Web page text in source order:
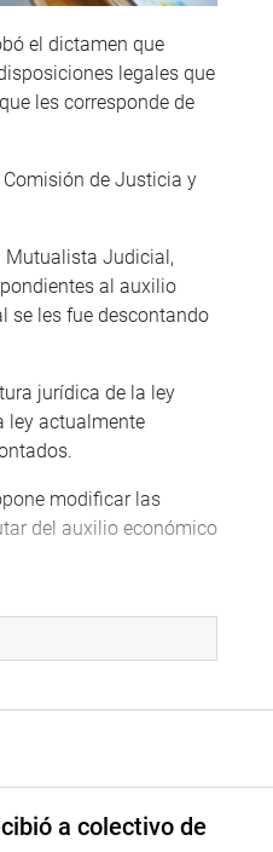
el dictamen que
legales que
les corresponde de
de Justicia y
Mutualista Judicial,
al auxilio
se les fue descontando
jurídica de la ley
ley actualmente
modificar las
del auxilio económico
necesario
Mutualista
privado que se rige
a colectivo de